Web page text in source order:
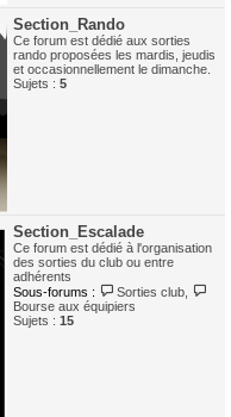
Section_Rando
Ce forum est dédié aux sorties
rando proposées les mardis, jeudis
et occasionnellement le dimanche.
Sujets : 5
Section_Escalade
Ce forum est dédié à l'organisation
des sorties du club ou entre
adhérents
Sous-forums :
Sorties club
Bourse aux équipiers
Sujets : 15